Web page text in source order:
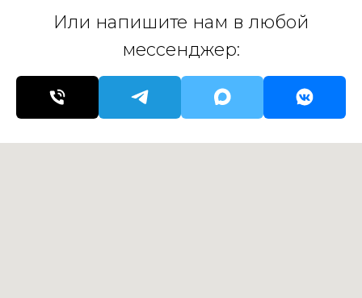
Или напишите нам в любой
мессенджер: